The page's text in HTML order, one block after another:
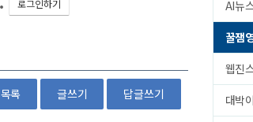
목록 글쓰기 답글쓰기
AI뉴
꿀잼
웹진
대박